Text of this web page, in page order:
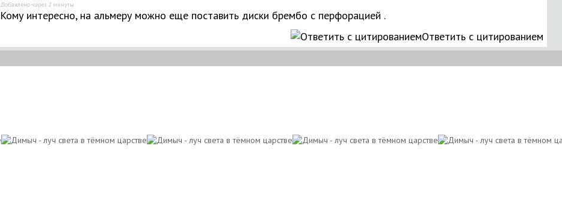
Добавлено через 2 минуты
Кому интересно, на альмеру можно еще поставить диски брембо с перфорацией .
Ответить с цитированием